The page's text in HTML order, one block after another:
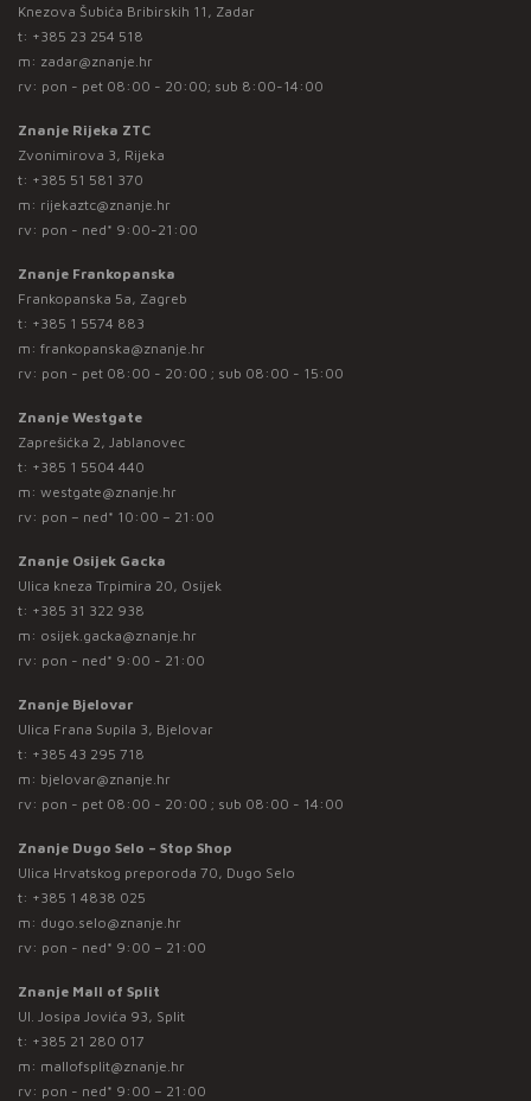
Knezova Šubića Bribirskih 11, Zadar
t: +385 23 254 518
m: zadar@znanje.hr
rv: pon - pet 08:00 - 20:00; sub 8:00-14:00
Znanje Rijeka ZTC
Zvonimirova 3, Rijeka
t: +385 51 581 370
m: rijekaztc@znanje.hr
rv: pon - ned* 9:00-21:00
Znanje Frankopanska
Frankopanska 5a, Zagreb
t: +385 1 5574 883
m: frankopanska@znanje.hr
rv: pon - pet 08:00 - 20:00 ; sub 08:00 - 15:00
Znanje Westgate
Zaprešićka 2, Jablanovec
t: +385 1 5504 440
m: westgate@znanje.hr
rv: pon – ned* 10:00 – 21:00
Znanje Osijek Gacka
Ulica kneza Trpimira 20, Osijek
t: +385 31 322 938
m: osijek.gacka@znanje.hr
rv: pon - ned* 9:00 - 21:00
Znanje Bjelovar
Ulica Frana Supila 3, Bjelovar
t: +385 43 295 718
m: bjelovar@znanje.hr
rv: pon - pet 08:00 - 20:00 ; sub 08:00 - 14:00
Znanje Dugo Selo – Stop Shop
Ulica Hrvatskog preporoda 70, Dugo Selo
t: +385 1 4838 025
m: dugo.selo@znanje.hr
rv: pon - ned* 9:00 – 21:00
Znanje Mall of Split
Ul. Josipa Jovića 93, Split
t: +385 21 280 017
m: mallofsplit@znanje.hr
rv: pon - ned* 9:00 – 21:00